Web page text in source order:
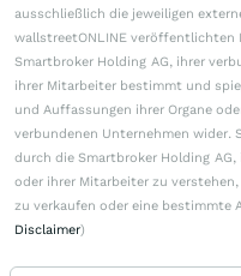
ausschließlich die jeweiligen
wallstreetONLINE veröffentlichten
Smartbroker Holding AG, ihrer
ihrer Mitarbeiter bestimmt und
und Auffassungen ihrer Organe
verbundenen Unternehmen wider.
durch die Smartbroker Holding
oder ihrer Mitarbeiter zu
zu verkaufen oder eine bestimmte
Disclaimer)